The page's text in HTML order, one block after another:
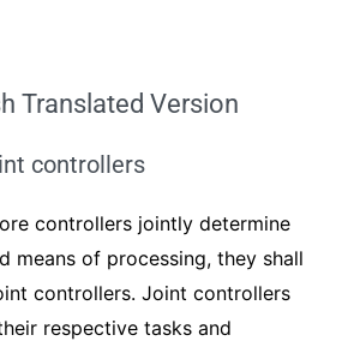
Translated Version
controllers
controllers jointly determine
means of processing, they shall
controllers. Joint controllers
respective tasks and